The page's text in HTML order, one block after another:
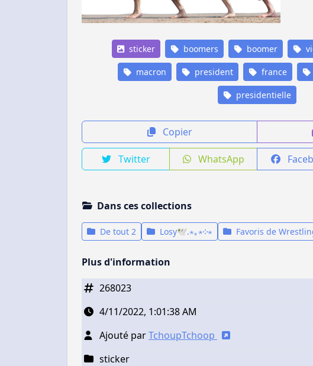
sticker boomers boomer
macron president france
presidentielle
Copier
Twitter WhatsApp
Dans ces collections
De tout 2 Losy🕊.⋆｡⋆༶⋆ Favoris de
Plus d'information
268023
4/11/2022, 1:01:38 AM
Ajouté parTchoupTchoop
sticker